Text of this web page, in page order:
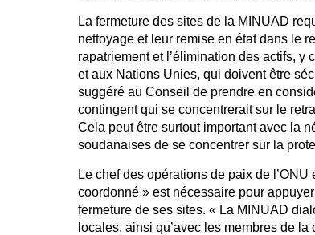
La fermeture des sites de la MINUAD
nettoyage et leur remise en état dans le
rapatriement et l’élimination des actifs,
et aux Nations Unies, qui doivent être
suggéré au Conseil de prendre en
contingent qui se concentrerait sur le
Cela peut être surtout important avec la
soudanaises de se concentrer sur la
Le chef des opérations de paix de
coordonné » est nécessaire pour
fermeture de ses sites. « La MINUAD
locales, ainsi qu’avec les membres de